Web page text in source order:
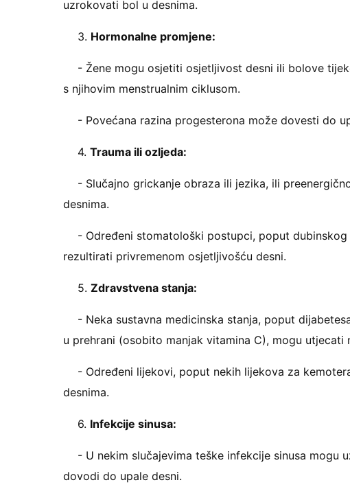
uzrokovati bol u desnima.
3. Hormonalne promjene:
- Žene mogu osjetiti osjetljivost desni ili bolove
s njihovim menstrualnim ciklusom.
- Povećana razina progesterona može dovesti do
4. Trauma ili ozljeda:
- Slučajno grickanje obraza ili jezika, ili
desnima.
- Određeni stomatološki postupci, poput
rezultirati privremenom osjetljivošću desni.
5. Zdravstvena stanja:
- Neka sustavna medicinska stanja, poput
u prehrani (osobito manjak vitamina C), mogu
- Određeni lijekovi, poput nekih lijekova za
desnima.
6. Infekcije sinusa:
- U nekim slučajevima teške infekcije sinusa mogu
dovodi do upale desni.